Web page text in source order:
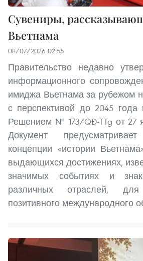
Сувениры,
Вьетнама
08/07/2026 02:55
Правительство недавно
информационного
имиджа Вьетнама за рубежом
с перспективой до 2045 года
Решением № 173/QĐ-TTg от 27
Документ
концепции «истории
выдающихся достижениях,
значимых событиях и
различных отраслей,
позитивного международного